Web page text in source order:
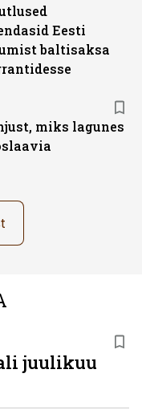
Eesti
baltisaksa
miks lagunes
juulikuu